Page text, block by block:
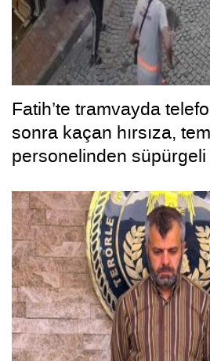
Fatih’te tramvayda
sonra kaçan hırsıza,
personelinden